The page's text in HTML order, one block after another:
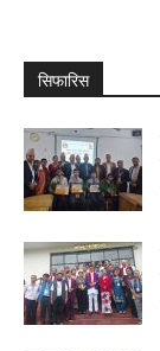
सिफारिस